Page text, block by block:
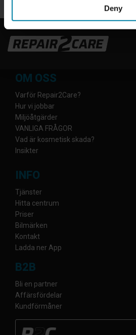
Deny
OM OSS
Varför Repair2Care?
Hur vi jobbar
Miljöåtgärder
VANLIGA FRÅGOR
Vad är kosmetisk skada?
Insikter
INFO
Tjänster
Hitta centrum
Priser
Bilmärken
Kontakt
Ladda ner App
B2B
Bli en partner
Affärsfördelar
Kundförmåner